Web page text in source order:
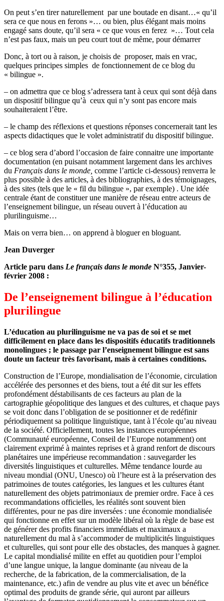
On peut s’en tirer naturellement par une boutade en disant…« qu’il
sera ce que nous en ferons »… ou bien, plus élégant mais moins
engagé sans doute, qu’il sera « ce que vous en ferez »… Tout cela
n’est pas faux, mais un peu court tout de même, pour démarrer
Donc, à tort ou à raison, je choisis de proposer, mais en vrac,
quelques principes simples de fonctionnement de ce blog du
« bilingue ».
– on admettra que ce blog s’adressera tant à ceux qui sont déjà dans
un dispositif bilingue qu’à ceux qui n’y sont pas encore mais
souhaiteraient l’être.
– le champ des réflexions et questions réponses concernerait tant les
aspects didactiques que le volet administratif du dispositif bilingue.
– ce blog sera d’abord l’occasion de faire connaitre une importante
documentation (en puisant notamment largement dans les archives
du Français dans le monde, comme l’article ci-dessous) renverra le
plus possible à des articles, à des bibliographies, à des témoignages,
à des sites (tels que le « fil du bilingue », par exemple) . Une idée
centrale étant de constituer une manière de réseau entre acteurs de
l’enseignement bilingue, un réseau ouvert à l’éducation au
plurilinguisme…
Mais on verra bien… on apprend à bloguer en bloguant.
Jean Duverger
Article paru dans Le français dans le monde N°355, Janvier-
février 2008 :
De l’enseignement bilingue à l’éducation
plurilingue
L’éducation au plurilinguisme ne va pas de soi et se met
difficilement en place dans les dispositifs éducatifs traditionnels
monolingues ; le passage par l’enseignement bilingue est sans
doute un facteur très favorisant, mais à certaines conditions.
Construction de l’Europe, mondialisation de l’économie, circulation
accélérée des personnes et des biens, tout a été dit sur les effets
profondément déstabilisants de ces facteurs au plan de la
cartographie géopolitique des langues et des cultures, et chaque pays
se voit donc dans l’obligation de se positionner et de redéfinir
périodiquement sa politique linguistique, tant à l’école qu’au niveau
de la société. Officiellement, toutes les instances européennes
(Communauté européenne, Conseil de l’Europe notamment) ont
clairement exprimé à maintes reprises et à grand renfort de discours
planétaires une impérieuse recommandation : sauvegarder les
diversités linguistiques et culturelles. Même tendance lourde au
niveau mondial (ONU, Unesco) où l’heure est à la préservation des
patrimoines de toutes catégories, les langues et les cultures étant
naturellement des objets patrimoniaux de premier ordre. Face à ces
recommandations officielles, les réalités sont souvent bien
différentes, pour ne pas dire inversées : une économie mondialisée
qui fonctionne en effet sur un modèle libéral où la règle de base est
de générer des profits financiers immédiats et maximaux a
naturellement du mal à s’accommoder de multiplicités linguistiques
et culturelles, qui sont pour elle des obstacles, des manques à gagner.
Le capital mondialisé milite en effet au quotidien pour l’emploi
d’une langue unique, la langue dominante (au niveau de la
recherche, de la fabrication, de la commercialisation, de la
maintenance, etc.) afin de vendre au plus vite et avec un bénéfice
optimal des produits de grande série, qui auront par ailleurs